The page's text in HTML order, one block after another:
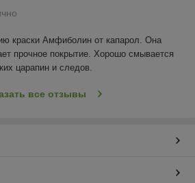
краски Амфиболин от капарол. Она
прочное покрытие. Хорошо смывается
царапин и следов.
все отзывы